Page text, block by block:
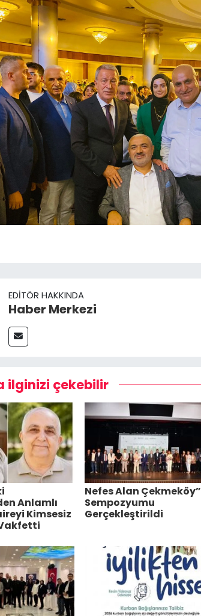
EDITÖR HAKKINDA
Haber Merkezi
ilginizi çekebilir
Anlamlı
Kimsesiz
Nefes Alan Çekmeköy”
Sempozyumu
Gerçekleştirildi